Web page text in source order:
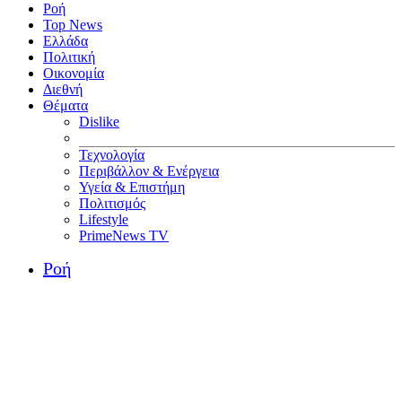
Ροή
Top News
Ελλάδα
Πολιτική
Οικονομία
Διεθνή
Θέματα
Dislike
Τεχνολογία
Περιβάλλον & Ενέργεια
Υγεία & Επιστήμη
Πολιτισμός
Lifestyle
PrimeNews TV
Ροή